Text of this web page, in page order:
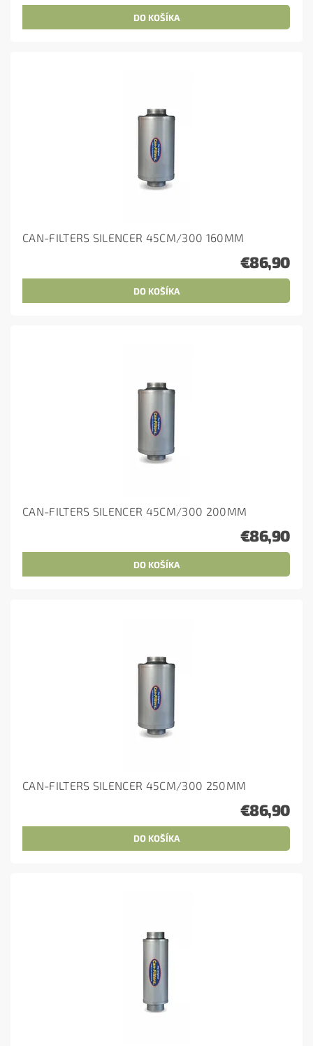
CAN-FILTERS SILENCER 45CM/300 160MM
€86,90
CAN-FILTERS SILENCER 45CM/300 200MM
€86,90
CAN-FILTERS SILENCER 45CM/300 250MM
€86,90